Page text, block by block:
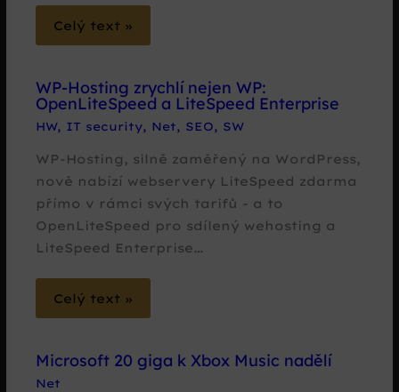
Celý text »
WP-Hosting zrychlí nejen WP:
OpenLiteSpeed a LiteSpeed Enterprise
HW, IT security, Net, SEO, SW
WP-Hosting, silně zaměřený na WordPress,
nově nabízí webservery LiteSpeed zdarma
přímo v rámci svých tarifů - a to
OpenLiteSpeed pro sdílený wehosting a
LiteSpeed Enterprise…
Celý text »
Microsoft 20 giga k Xbox Music nadělí
Net